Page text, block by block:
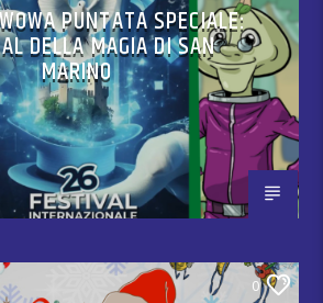
PUNTATA SPECIALE:
DELLA MAGIA DI SAN
MARINO
0